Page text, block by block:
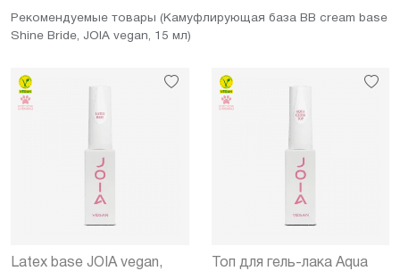
Рекомендуемые товары (Камуфлирующая база BB cream base
Shine Bride, JOIA vegan, 15 мл)
Latex base JOIA vegan,
Топ для гель-лака Aqua